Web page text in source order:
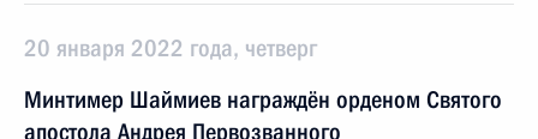
20 января 2022 года, четверг
Минтимер Шаймиев награждён орденом Святого
апостола Андрея Первозванного